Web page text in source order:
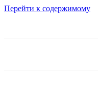
Перейти к содержимому